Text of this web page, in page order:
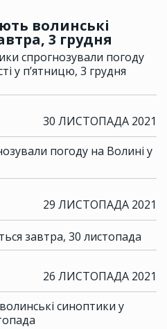
волинські
3 грудня
спрогнозували погоду
у п’ятницю, 3 грудня
30 ЛИСТОПАДА 2021
погоду на Волині у
29 ЛИСТОПАДА 2021
завтра, 30 листопада
26 ЛИСТОПАДА 2021
синоптики у